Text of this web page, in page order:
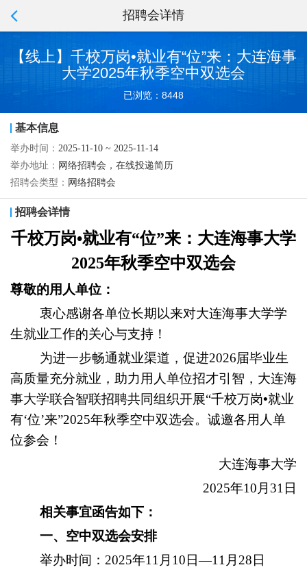
招聘会详情
【线上】千校万岗•就业有“位”来：大连海事
大学2025年秋季空中双选会
已浏览：8448
基本信息
举办时间： 2025-11-10 ~ 2025-11-14
举办地址： 网络招聘会，在线投递简历
招聘会类型： 网络招聘会
招聘会详情
千校万岗•就业有“位”来：大连海事大学
2025年秋季空中双选会
尊敬的用人单位：
衷心感谢各单位长期以来对大连海事大学学
生就业工作的关心与支持！
为进一步畅通就业渠道，促进2026届毕业生
高质量充分就业，助力用人单位招才引智，大连海
事大学联合智联招聘共同组织开展“千校万岗•就业
有‘位’来”2025年秋季空中双选会。诚邀各用人单
位参会！
大连海事大学
2025年10月31日
相关事宜函告如下：
一、空中双选会安排
举办时间：2025年11月10日—11月28日